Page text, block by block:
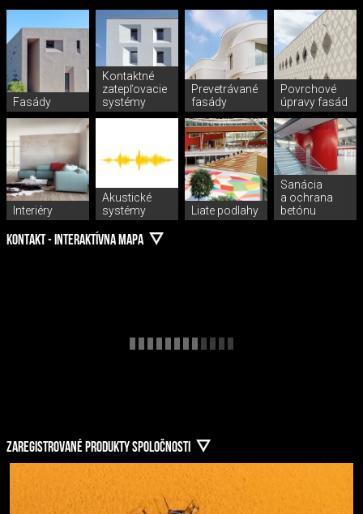
Fasády
Kontaktné
zatepľovacie
systémy
Prevetrávané
fasády
Povrchové
úpravy fasád
Interiéry
Akustické
systémy
Liate podlahy
Sanácia
a ochrana
betónu
KONTAKT - INTERAKTÍVNA MAPA
ZAREGISTROVANÉ PRODUKTY SPOLOČNOSTI